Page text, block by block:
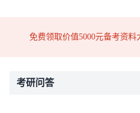
免费领取价值5000元备考资料
考研问答